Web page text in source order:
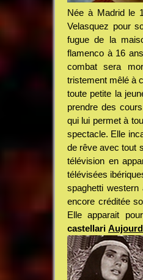
Née à Madrid le
Velasquez pour
fugue de la
flamenco à 16
combat sera
tristement mêlé à
toute petite la
prendre des
qui lui permet à
spectacle. Elle
de rêve avec tout
télévision en
télévisées
spaghetti
encore créditée
Elle apparait
castellari